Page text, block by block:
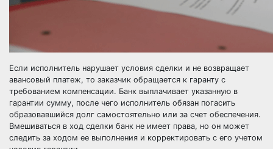
Если исполнитель нарушает условия сделки и не возвращает
авансовый платеж, то заказчик обращается к гаранту с
требованием компенсации. Банк выплачивает указанную в
гарантии сумму, после чего исполнитель обязан погасить
образовавшийся долг самостоятельно или за счет обеспечения.
Вмешиваться в ход сделки банк не имеет права, но он может
следить за ходом ее выполнения и корректировать с его учетом